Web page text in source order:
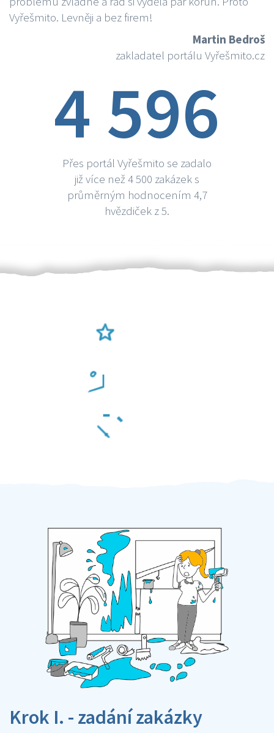
Vyřešmito. Levněji a bez firem!
Martin Bedroš
zakladatel portálu Vyřešmito.cz
4 596
Přes portál Vyřešmito se zadalo
již více než 4 500 zakázek s
průměrným hodnocením 4,7
hvězdiček z 5.
Krok I. - zadání zakázky